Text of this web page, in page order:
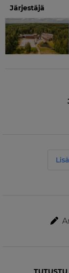
Järjestäjä